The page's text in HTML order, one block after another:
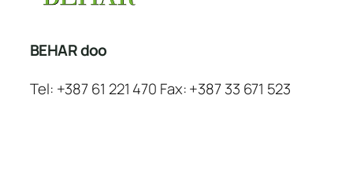
BEHAR doo
Tel: +387 61 221 470 Fax: +387 33 671 523